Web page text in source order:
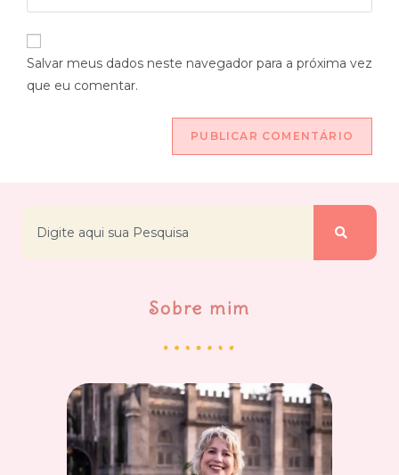
Salvar meus dados neste navegador para a próxima vez
que eu comentar.
Sobre mim